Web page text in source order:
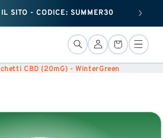
SITO - CODICE: SUMMER30 + 25
Connessione
Cestino
CBD (20mG) - WinterGreen